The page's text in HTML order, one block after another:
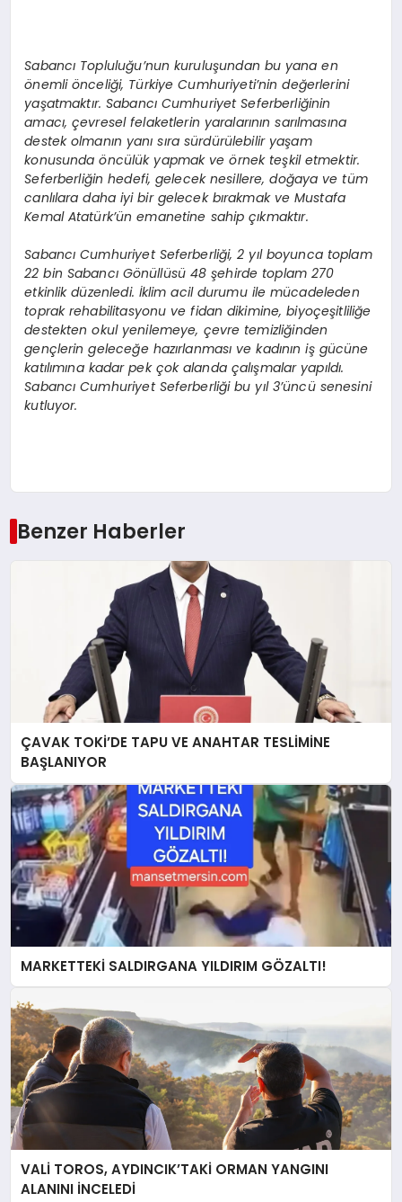
Sabancı Topluluğu’nun kuruluşundan bu yana en
önemli önceliği, Türkiye Cumhuriyeti’nin değerlerini
yaşatmaktır. Sabancı Cumhuriyet Seferberliğinin
amacı, çevresel felaketlerin yaralarının sarılmasına
destek olmanın yanı sıra sürdürülebilir yaşam
konusunda öncülük yapmak ve örnek teşkil etmektir.
Seferberliğin hedefi, gelecek nesillere, doğaya ve tüm
canlılara daha iyi bir gelecek bırakmak ve Mustafa
Kemal Atatürk’ün emanetine sahip çıkmaktır.
Sabancı Cumhuriyet Seferberliği, 2 yıl boyunca toplam
22 bin Sabancı Gönüllüsü 48 şehirde toplam 270
etkinlik düzenledi. İklim acil durumu ile mücadeleden
toprak rehabilitasyonu ve fidan dikimine, biyoçeşitliliğe
destekten okul yenilemeye, çevre temizliğinden
gençlerin geleceğe hazırlanması ve kadının iş gücüne
katılımına kadar pek çok alanda çalışmalar yapıldı.
Sabancı Cumhuriyet Seferberliği bu yıl 3’üncü senesini
kutluyor.
Benzer Haberler
ÇAVAK TOKİ’DE TAPU VE ANAHTAR TESLİMİNE
BAŞLANIYOR
MARKETTEKİ SALDIRGANA YILDIRIM GÖZALTI!
VALİ TOROS, AYDINCIK’TAKİ ORMAN YANGINI
ALANINI İNCELEDİ